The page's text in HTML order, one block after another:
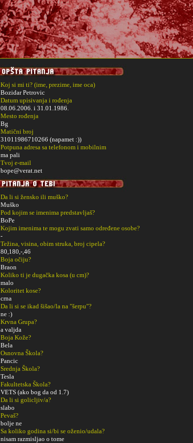
Koj si mi ti? (ime, prezime, ime oca)
Bozidar Petrovic
Datum upisivanja i rođenja
08.06.2006. i 31.01.1986.
Mesto rođenja
Bg
Matični broj
31011986710266 (napamet :))
Potpuna adresa sa telefonom i mobilnim
ma pali
Tvoj e-mail
bope@verat.net
Da li si žensko ili muško?
Muško
Pod kojim se imenima predstavljaš?
BoPe
Kojim imenima te mogu zvati samo određene osobe?
-
Težina, visina, obim struka, broj cipela?
80,180,-,46
Boja očiju?
Braon
Koliko ti je dugačka kosa (u cm)?
malo
Koloritet kose?
crna
Da li si se ikad šišao/la na "šerpu"?
ne :)
Krvna Grupa?
a valjda
Boja Kože?
Bela
Osnovna Škola?
Pancic
Srednja Škola?
Tesla
Fakultetska Škola?
VETS (ako bog da od 1.7)
Da li si golicljiv/a?
slabo
Pevaš?
bolje ne
Sa koliko godina si/bi se oženio/udala?
nisam razmisljao o tome